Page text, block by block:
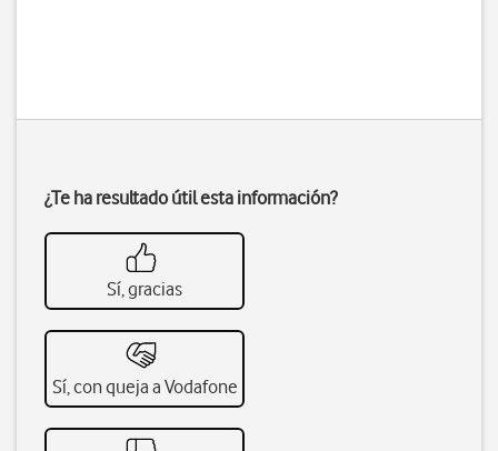
¿Te ha resultado útil esta información?
Sí, gracias
Sí, con queja a Vodafone